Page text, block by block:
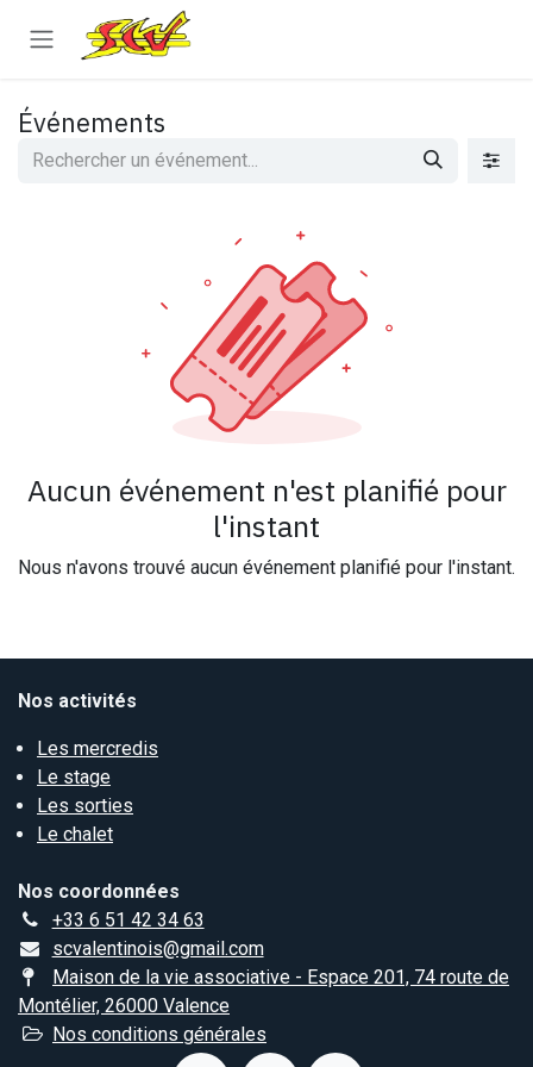
Se rendre au contenu
Événements
Aucun événement n'est planifié pour
l'instant
Nous n'avons trouvé aucun événement planifié pour l'instant.
Nos activités
Les mercredis
Le stage
Les sorties
Le chalet
Nos coordonnées
+33 6 51 42 34 63
scvalentinois@gmail.com
Maison de la vie associative - Espace 201, 74 route de
Montélier, 26000 Valence
Nos conditions générales